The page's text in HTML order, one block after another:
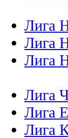
Лига
Лига
Лига
Лига
Лига
Лига